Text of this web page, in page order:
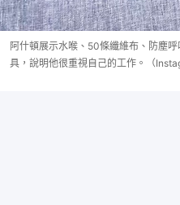
阿什頓展示水喉、50條纖維布、防塵
具，說明他很重視自己的工作。（